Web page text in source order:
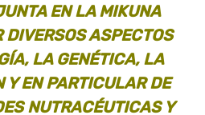
EN LA MIKUNA
ASPECTOS
LA GENÉTICA, LA
Y EN PARTICULAR DE
NUTRACÉUTICAS Y